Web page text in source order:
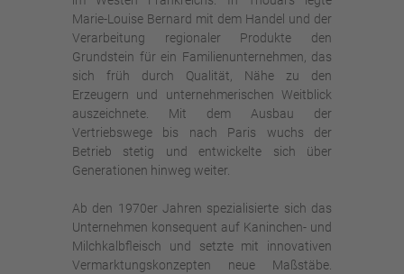
Marie-Louise Bernard mit dem Handel und der
Verarbeitung regionaler Produkte den
Grundstein für ein Familienunternehmen, das
sich früh durch Qualität, Nähe zu den
Erzeugern und unternehmerischen Weitblick
auszeichnete. Mit dem Ausbau der
Vertriebswege bis nach Paris wuchs der
Betrieb stetig und entwickelte sich über
Generationen hinweg weiter.
Ab den 1970er Jahren spezialisierte sich das
Unternehmen konsequent auf Kaninchen- und
Milchkalbfleisch und setzte mit innovativen
Vermarktungskonzepten neue Maßstäbe.